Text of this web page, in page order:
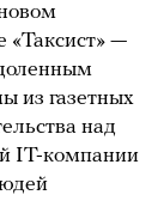
«Таксист» —
из газетных
над
IT-компании